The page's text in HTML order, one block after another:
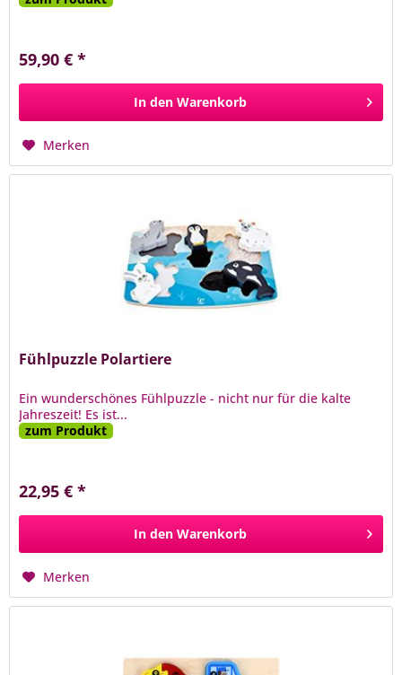
59,90 € *
In den Warenkorb
Merken
Fühlpuzzle Polartiere
Ein wunderschönes Fühlpuzzle - nicht nur für die kalte
Jahreszeit! Es ist...
zum Produkt
22,95 € *
In den Warenkorb
Merken